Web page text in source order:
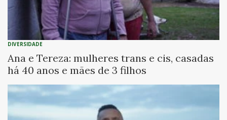
DIVERSIDADE
Ana e Tereza: mulheres trans e cis, casadas
há 40 anos e mães de 3 filhos